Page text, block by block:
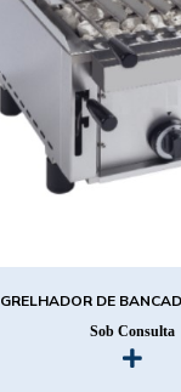
GRELHADOR DE
Sob Consulta